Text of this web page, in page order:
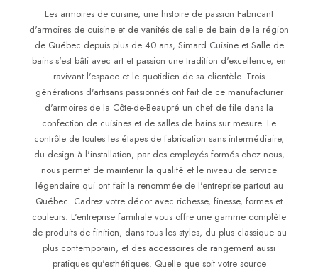
Les armoires de cuisine, une histoire de passion Fabricant
d'armoires de cuisine et de vanités de salle de bain de la région
de Québec depuis plus de 40 ans, Simard Cuisine et Salle de
bains s'est bâti avec art et passion une tradition d'excellence, en
ravivant l'espace et le quotidien de sa clientèle. Trois
générations d'artisans passionnés ont fait de ce manufacturier
d'armoires de la Côte-de-Beaupré un chef de file dans la
confection de cuisines et de salles de bains sur mesure. Le
contrôle de toutes les étapes de fabrication sans intermédiaire,
du design à l'installation, par des employés formés chez nous,
nous permet de maintenir la qualité et le niveau de service
légendaire qui ont fait la renommée de l'entreprise partout au
Québec. Cadrez votre décor avec richesse, finesse, formes et
couleurs. L'entreprise familiale vous offre une gamme complète
de produits de finition, dans tous les styles, du plus classique au
plus contemporain, et des accessoires de rangement aussi
pratiques qu'esthétiques. Quelle que soit votre source